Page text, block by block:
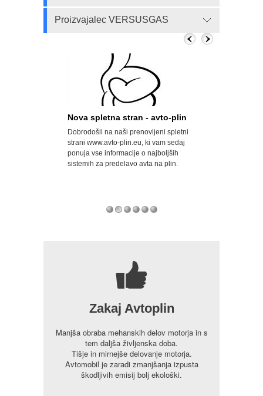
Proizvajalec VERSUSGAS
Nova spletna stran - avto-plin
Dobrodošli na naši prenovljeni spletni
strani www.avto-plin.eu, ki vam sedaj
ponuja vse informacije o najboljših
sistemih za predelavo avta na plin.
7
Zakaj Avtoplin
Manjša obraba mehanskih delov motorja in s
tem daljša življenska doba.
Tišje in mirnejše delovanje motorja.
Avtomobil je zaradi zmanjšanja izpusta
škodljivih emisij bolj ekološki.